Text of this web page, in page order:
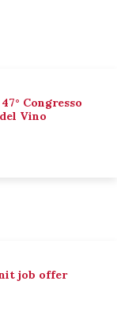
Congresso
Vino
job offer